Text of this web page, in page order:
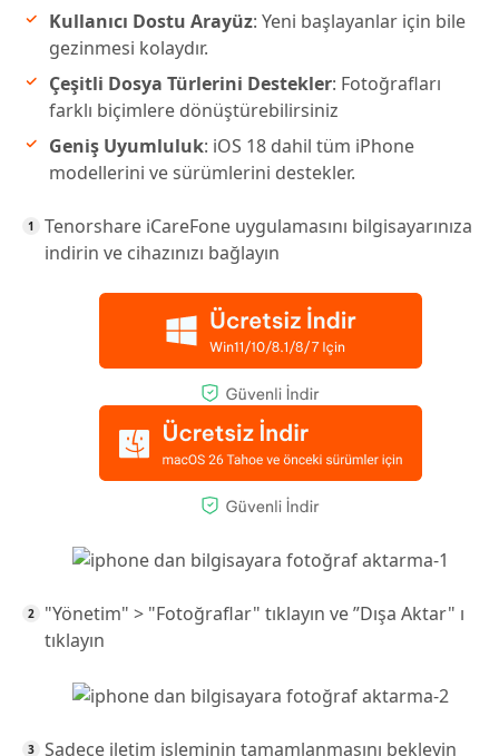
Kullanıcı Dostu Arayüz: Yeni başlayanlar için bile
gezinmesi kolaydır.
Çeşitli Dosya Türlerini Destekler: Fotoğrafları
farklı biçimlere dönüştürebilirsiniz
Geniş Uyumluluk: iOS 18 dahil tüm iPhone
modellerini ve sürümlerini destekler.
Tenorshare iCareFone uygulamasını bilgisayarınıza
indirin ve cihazınızı bağlayın
"Yönetim" > "Fotoğraflar" tıklayın ve ”Dışa Aktar" ı
tıklayın
Sadece iletim işleminin tamamlanmasını bekleyin